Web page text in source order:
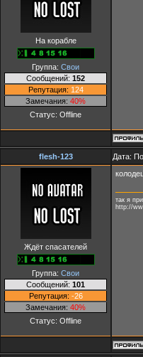
На корабле
Группа: Свои
Сообщений: 152
Репутация: 124
Замечания: 40%
Статус: Offline
flesh-123 Дата:
Ждёт спасателей
Группа: Свои
Сообщений: 101
Репутация: -26
Замечания: 40%
Статус: Offline
так я
http://